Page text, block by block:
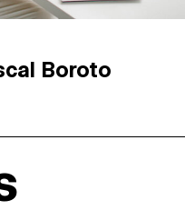
Boroto